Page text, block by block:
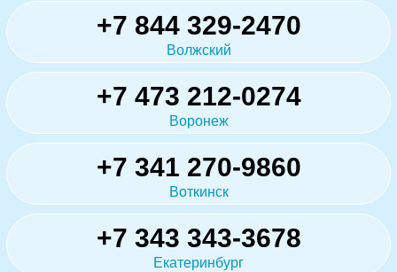
+7 844 329-2470
Волжский
+7 473 212-0274
Воронеж
+7 341 270-9860
Воткинск
+7 343 343-3678
Екатеринбург